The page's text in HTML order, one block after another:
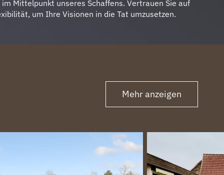
Mittelpunkt unseres Schaffens. Vertrauen Sie auf
um Ihre Visionen in die Tat umzusetzen.
Mehr anzeigen